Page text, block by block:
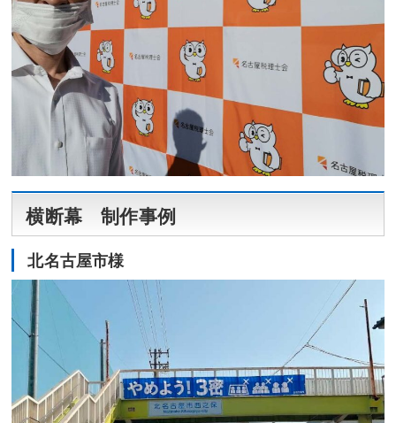
横断幕 制作事例
北名古屋市様